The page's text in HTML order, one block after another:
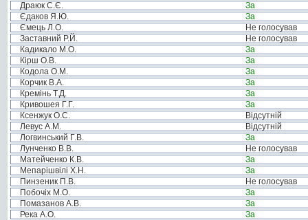
Драюк С.Є.
За
Єдаков Я.Ю.
За
Ємець Л.О.
Не голосував
Заставний Р.Й.
Не голосував
Кадикало М.О.
За
Кірш О.В.
За
Кодола О.М.
За
Корчик В.А.
За
Кремінь Т.Д.
За
Кривошея Г.Г.
За
Ксенжук О.С.
Відсутній
Левус А.М.
Відсутній
Логвинський Г.В.
За
Лунченко В.В.
Не голосував
Матейченко К.В.
За
Мепарішвілі Х.Н.
За
Пинзеник П.В.
Не голосував
Побочіх М.О.
За
Помазанов А.В.
За
Река А.О.
За